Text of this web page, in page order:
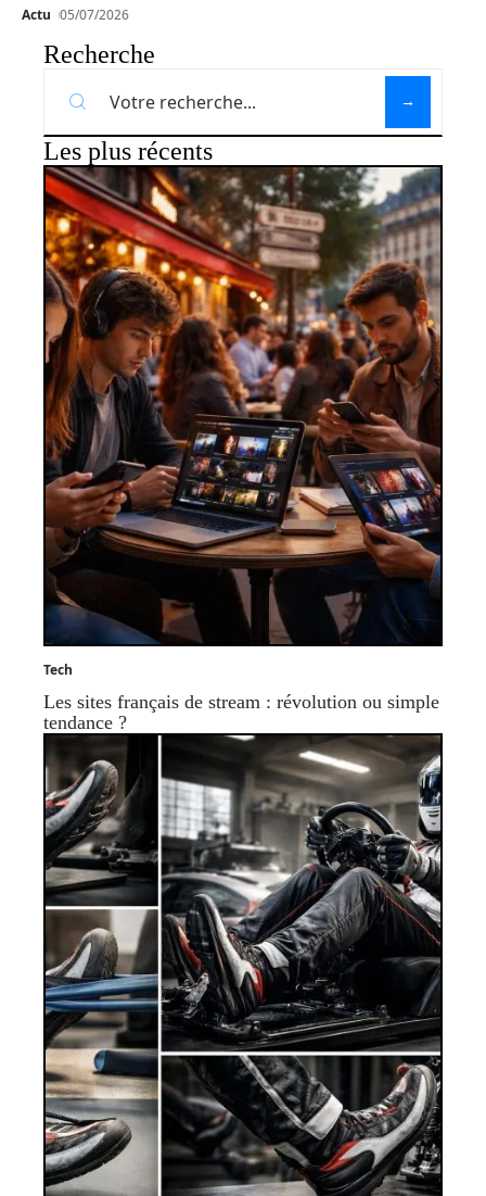
Actu 05/07/2026
Recherche
Les plus récents
Tech
Les sites français de stream : révolution ou simple
tendance ?